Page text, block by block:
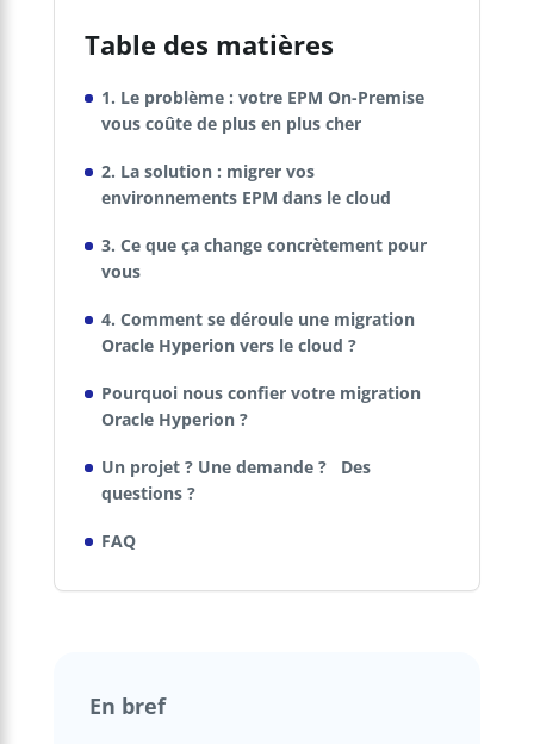
Table des matières
1. Le problème : votre EPM On-Premise
vous coûte de plus en plus cher
2. La solution : migrer vos
environnements EPM dans le cloud
3. Ce que ça change concrètement pour
vous
4. Comment se déroule une migration
Oracle Hyperion vers le cloud ?
Pourquoi nous confier votre migration
Oracle Hyperion ?
Un projet ? Une demande ? Des
questions ?
FAQ
En bref